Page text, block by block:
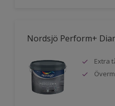
Nordsjö Perform+
Extra